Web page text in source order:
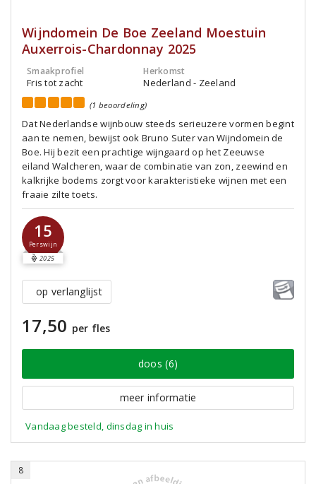
Wijndomein De Boe Zeeland Moestuin
Auxerrois-Chardonnay 2025
Smaakprofiel
Fris tot zacht
Herkomst
Nederland - Zeeland
(1 beoordeling)
Dat Nederlandse wijnbouw steeds serieuzere vormen begint
aan te nemen, bewijst ook Bruno Suter van Wijndomein de
Boe. Hij bezit een prachtige wijngaard op het Zeeuwse
eiland Walcheren, waar de combinatie van zon, zeewind en
kalkrijke bodems zorgt voor karakteristieke wijnen met een
fraaie zilte toets.
15
Perswijn
2025
op verlanglijst
17,50 per fles
doos (6)
meer informatie
Vandaag besteld, dinsdag in huis
8